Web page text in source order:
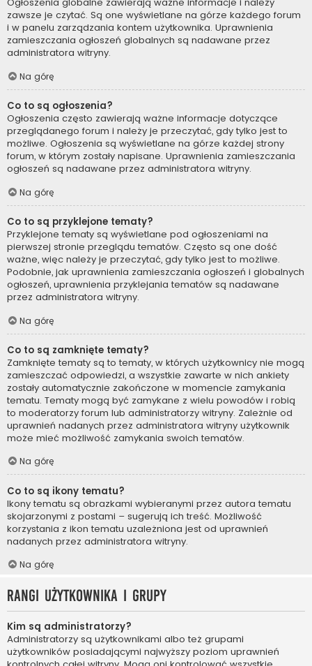
Ogłoszenia globalne zawierają ważne informacje i należy
zawsze je czytać. Są one wyświetlane na górze każdego forum
i w panelu zarządzania kontem użytkownika. Uprawnienia
zamieszczania ogłoszeń globalnych są nadawane przez
administratora witryny.
Na górę
Co to są ogłoszenia?
Ogłoszenia często zawierają ważne informacje dotyczące
przeglądanego forum i należy je przeczytać, gdy tylko jest to
możliwe. Ogłoszenia są wyświetlane na górze każdej strony
forum, w którym zostały napisane. Uprawnienia zamieszczania
ogłoszeń są nadawane przez administratora witryny.
Na górę
Co to są przyklejone tematy?
Przyklejone tematy są wyświetlane pod ogłoszeniami na
pierwszej stronie przeglądu tematów. Często są one dość
ważne, więc należy je przeczytać, gdy tylko jest to możliwe.
Podobnie, jak uprawnienia zamieszczania ogłoszeń i globalnych
ogłoszeń, uprawnienia przyklejania tematów są nadawane
przez administratora witryny.
Na górę
Co to są zamknięte tematy?
Zamknięte tematy są to tematy, w których użytkownicy nie mogą
zamieszczać odpowiedzi, a wszystkie zawarte w nich ankiety
zostały automatycznie zakończone w momencie zamykania
tematu. Tematy mogą być zamykane z wielu powodów i robią
to moderatorzy forum lub administratorzy witryny. Zależnie od
uprawnień nadanych przez administratora witryny użytkownik
może mieć możliwość zamykania swoich tematów.
Na górę
Co to są ikony tematu?
Ikony tematu są obrazkami wybieranymi przez autora tematu
skojarzonymi z postami – sugerują ich treść. Możliwość
korzystania z ikon tematu uzależniona jest od uprawnień
nadanych przez administratora witryny.
Na górę
Rangi użytkownika i grupy
Kim są administratorzy?
Administratorzy są użytkownikami albo też grupami
użytkowników posiadającymi najwyższy poziom uprawnień